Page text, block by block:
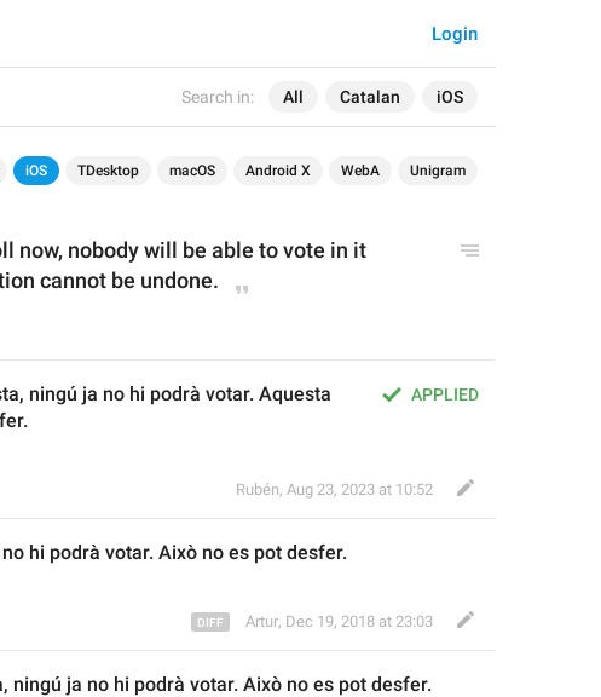
Search in: All Catalan iOS
Login
iOS TDesktop macOS Android X WebA Unigram
now, nobody will be able to vote in it
cannot be undone.
APPLIED
ningú ja no hi podrà votar. Aquesta
Rubén, Aug 23, 2023 at 10:52
hi podrà votar. Això no es pot desfer.
Artur, Dec 19, 2018 at 23:03
ningú ja no hi podrà votar. Això no es pot desfer.